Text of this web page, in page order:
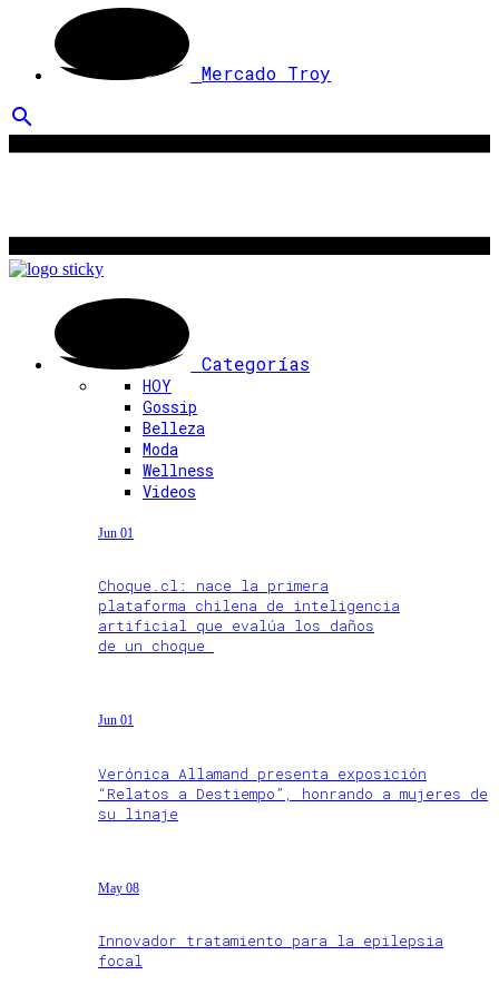
Mercado Troy
search
Categorías
HOY
Gossip
Belleza
Moda
Wellness
Videos
Jun 01
Choque.cl: nace la primera
plataforma chilena de inteligencia
artificial que evalúa los daños
de un choque
Jun 01
Verónica Allamand presenta exposición
“Relatos a Destiempo”, honrando a mujeres de
su linaje
May 08
Innovador tratamiento para la epilepsia
focal